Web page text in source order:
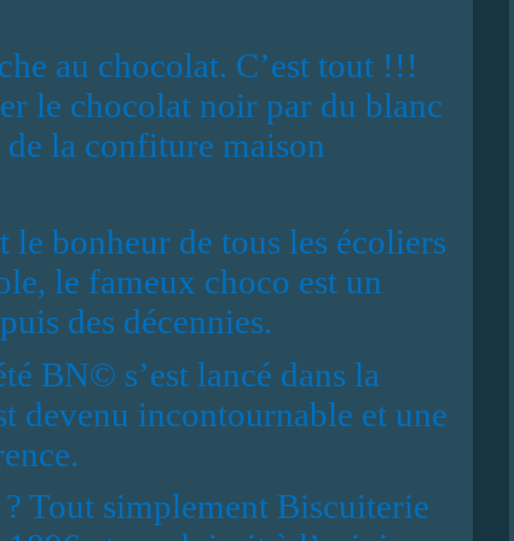
au chocolat. C’est tout !!!
le chocolat noir par du blanc
la confiture maison
bonheur de tous les écoliers
le fameux choco est un
des décennies.
BN© s’est lancé dans la
devenu incontournable et une
Tout simplement Biscuiterie